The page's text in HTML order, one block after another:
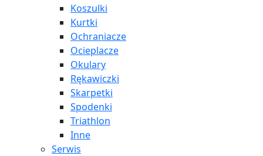
Koszulki
Kurtki
Ochraniacze
Ocieplacze
Okulary
Rękawiczki
Skarpetki
Spodenki
Triathlon
Inne
Serwis